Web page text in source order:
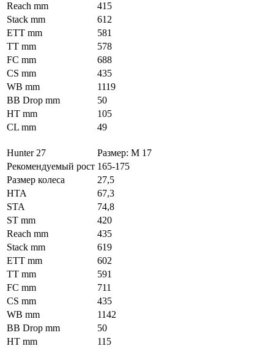
Reach mm
415
Stack mm
612
ETT mm
581
TT mm
578
FC mm
688
CS mm
435
WB mm
1119
BB Drop mm
50
HT mm
105
CL mm
49
Hunter 27
Размер: M 17
Рекомендуемый рост 165-175
Размер колеса
27,5
HTA
67,3
STA
74,8
ST mm
420
Reach mm
435
Stack mm
619
ETT mm
602
TT mm
591
FC mm
711
CS mm
435
WB mm
1142
BB Drop mm
50
HT mm
115